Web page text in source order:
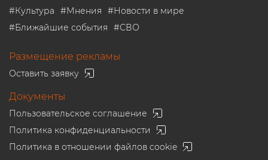
#Культура #Мнения #Новости в мире
#Ближайшие события #СВО
Размещение рекламы
Оставить заявку
Документы
Пользовательское соглашение
Политика конфиденциальности
Политика в отношении файлов cookie